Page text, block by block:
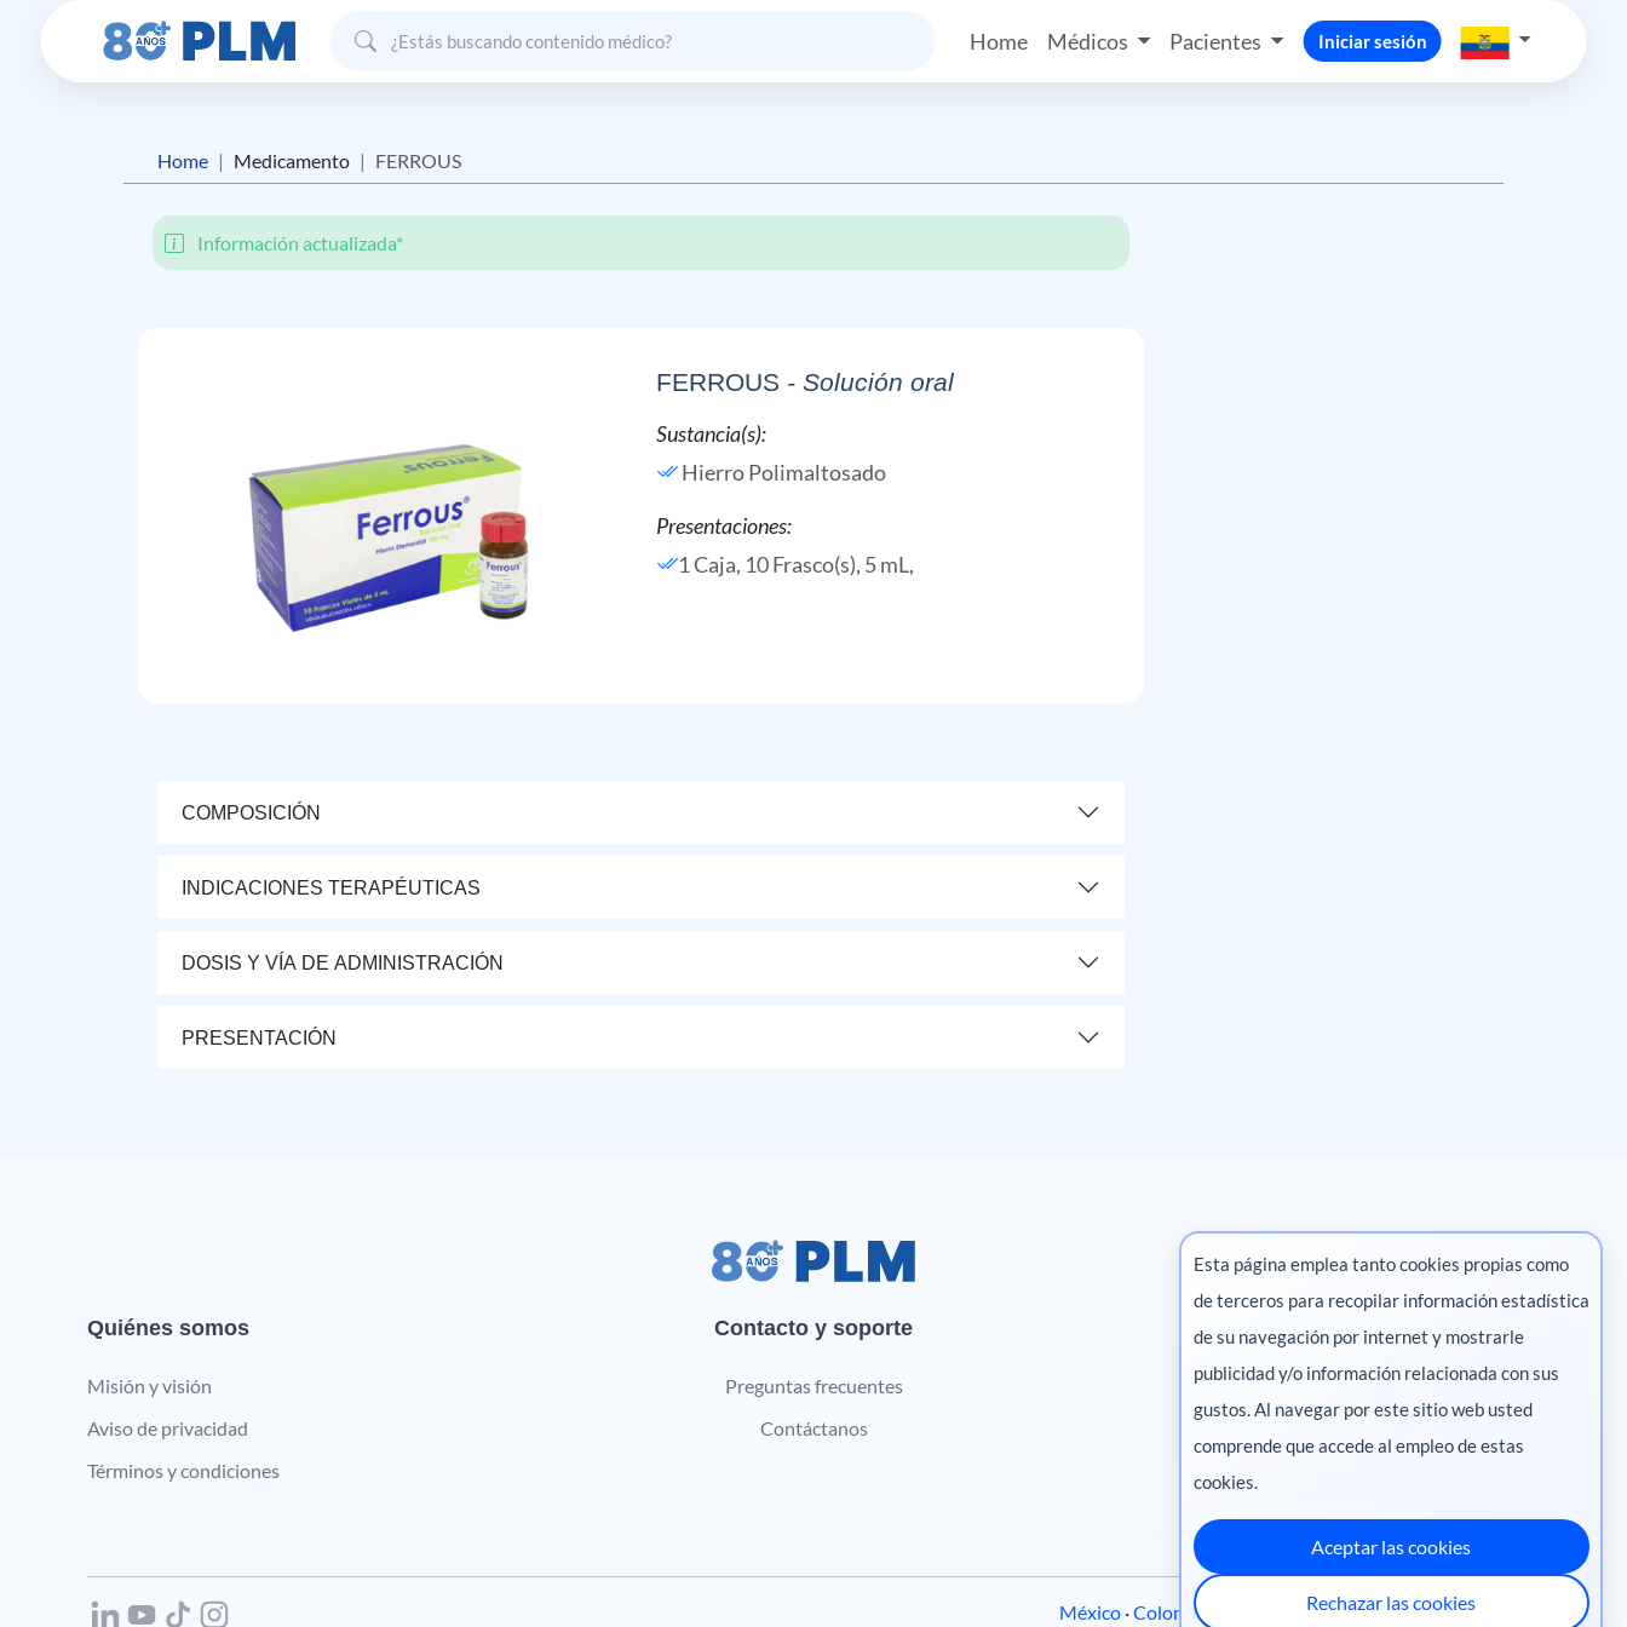
Home Médicos Pacientes Iniciar sesión
Home Medicamento FERROUS
Información actualizada*
FERROUS - Solución oral
Sustancia(s):
Hierro Polimaltosado
Presentaciones:
1 Caja, 10 Frasco(s), 5 mL,
COMPOSICIÓN
INDICACIONES TERAPÉUTICAS
DOSIS Y VÍA DE ADMINISTRACIÓN
PRESENTACIÓN
Quiénes somos
Misión y visión
Aviso de privacidad
Términos y condiciones
Contacto y soporte
Preguntas frecuentes
Contáctanos
Marketing digital
Pharma
México ·Colombia Perú·Centroamérica
Esta página emplea tanto cookies propias como
de terceros para recopilar información estadística
de su navegación por internet y mostrarle
publicidad y/o información relacionada con sus
gustos. Al navegar por este sitio web usted
comprende que accede al empleo de estas
cookies.
Aceptar las cookies
Rechazar las cookies